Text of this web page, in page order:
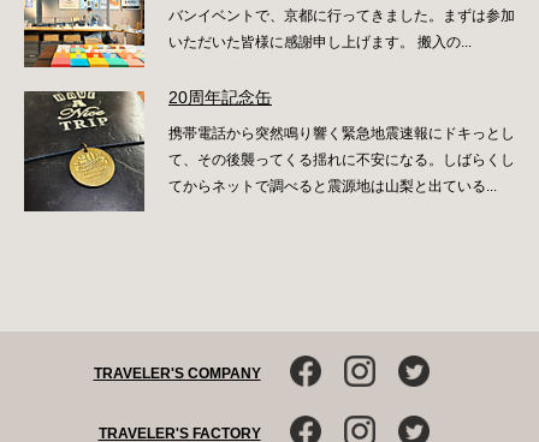
バンイベントで、京都に行ってきました。まずは参加
いただいた皆様に感謝申し上げます。 搬入の...
20周年記念缶
携帯電話から突然鳴り響く緊急地震速報にドキっとし
て、その後襲ってくる揺れに不安になる。しばらくし
てからネットで調べると震源地は山梨と出ている...
TRAVELER'S COMPANY
TRAVELER'S FACTORY